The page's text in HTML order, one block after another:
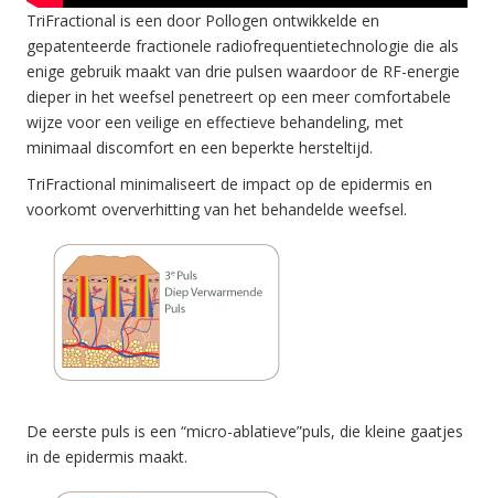
TriFractional is een door Pollogen ontwikkelde en
gepatenteerde fractionele radiofrequentietechnologie die als
enige gebruik maakt van drie pulsen waardoor de RF-energie
dieper in het weefsel penetreert op een meer comfortabele
wijze voor een veilige en effectieve behandeling, met
minimaal discomfort en een beperkte hersteltijd.
TriFractional minimaliseert de impact op de epidermis en
voorkomt oververhitting van het behandelde weefsel.
De eerste puls is een “micro-ablatieve”puls, die kleine gaatjes
in de epidermis maakt.